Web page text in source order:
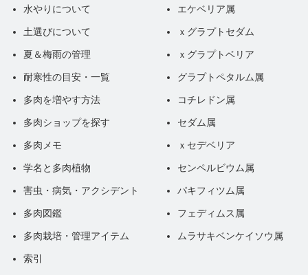
水やりについて
土選びについて
夏＆梅雨の管理
耐寒性の目安・一覧
多肉を増やす方法
多肉ショップを探す
多肉メモ
学名と多肉植物
害虫・病気・アクシデント
多肉図鑑
多肉栽培・管理アイテム
索引
エケベリア属
ｘグラプトセダム
ｘグラプトベリア
グラプトペタルム属
コチレドン属
セダム属
ｘセデベリア
センペルビウム属
パキフィツム属
フェディムス属
ムラサキベンケイソウ属